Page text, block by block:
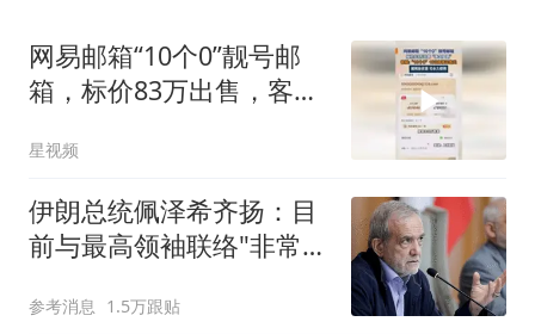
网易邮箱“10个0”靓号邮
箱，标价83万出售，客
星视频
伊朗总统佩泽希齐扬：目
前与最高领袖联络"非常困
参考消息 1.5万跟贴